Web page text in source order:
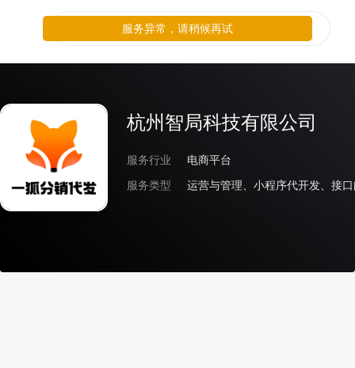
杭州智局科技有限公司
服务行业
电商平台
服务类型
运营与管理、小程序代开发、接
服务异常，请稍候再试